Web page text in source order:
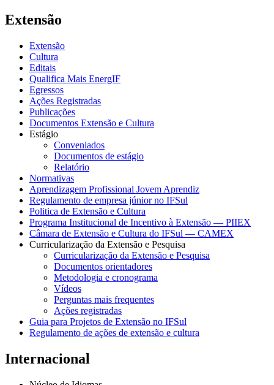
Extensão
Extensão
Cultura
Editais
Qualifica Mais EnergIF
Egressos
Ações Registradas
Publicações
Documentos Extensão e Cultura
Estágio
Conveniados
Documentos de estágio
Relatório
Normativas
Aprendizagem Profissional Jovem Aprendiz
Regulamento de empresa júnior no IFSul
Politica de Extensão e Cultura
Programa Institucional de Incentivo à Extensão — PIIEX
Câmara de Extensão e Cultura do IFSul — CAMEX
Curricularização da Extensão e Pesquisa
Curricularização da Extensão e Pesquisa
Documentos orientadores
Metodologia e cronograma
Vídeos
Perguntas mais frequentes
Ações registradas
Guia para Projetos de Extensão no IFSul
Regulamento de ações de extensão e cultura
Internacional